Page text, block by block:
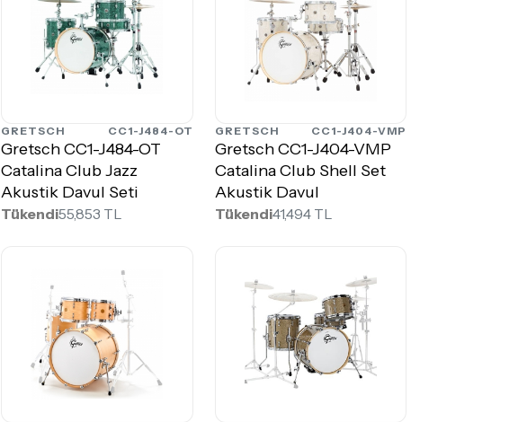
GRETSCH CC1-J484-OT
Gretsch CC1-J484-OT
Catalina Club Jazz
Akustik Davul Seti
Tükendi55,853 TL
GRETSCH CC1-J404-VMP
Gretsch CC1-J404-VMP
Catalina Club Shell Set
Akustik Davul
Tükendi41,494 TL